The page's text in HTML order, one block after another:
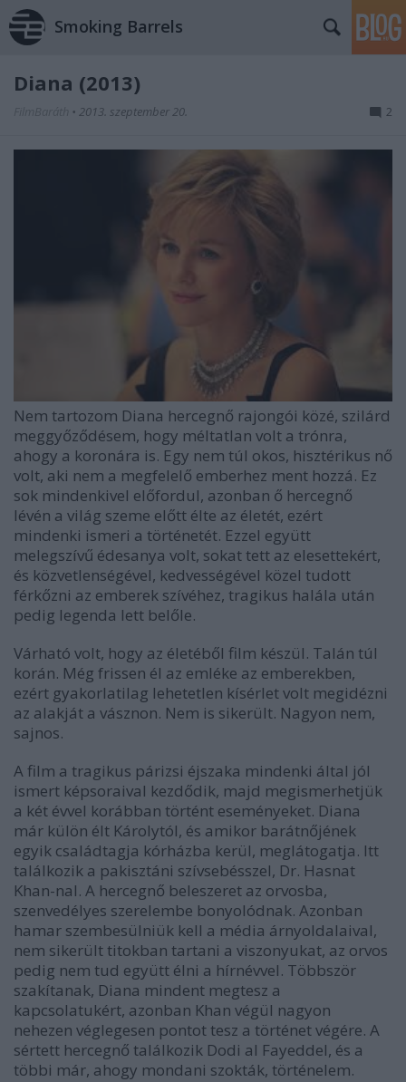
Smoking Barrels
Diana (2013)
• 2013. szeptember 20. 2
Nem tartozom Diana hercegnő rajongói közé, szilárd
meggyőződésem, hogy méltatlan volt a trónra,
ahogy a koronára is. Egy nem túl okos, hisztérikus nő
volt, aki nem a megfelelő emberhez ment hozzá. Ez
sok mindenkivel előfordul, azonban ő hercegnő
lévén a világ szeme előtt élte az életét, ezért
mindenki ismeri a történetét. Ezzel együtt
melegszívű édesanya volt, sokat tett az elesettekért,
és közvetlenségével, kedvességével közel tudott
férkőzni az emberek szívéhez, tragikus halála után
pedig legenda lett belőle.
Várható volt, hogy az életéből film készül. Talán túl
korán. Még frissen él az emléke az emberekben,
ezért gyakorlatilag lehetetlen kísérlet volt megidézni
az alakját a vásznon. Nem is sikerült. Nagyon nem,
sajnos.
A film a tragikus párizsi éjszaka mindenki által jól
ismert képsoraival kezdődik, majd megismerhetjük
a két évvel korábban történt eseményeket. Diana
már külön élt Károlytól, és amikor barátnőjének
egyik családtagja kórházba kerül, meglátogatja. Itt
találkozik a pakisztáni szívsebésszel, Dr. Hasnat
Khan-nal. A hercegnő beleszeret az orvosba,
szenvedélyes szerelembe bonyolódnak. Azonban
hamar szembesülniük kell a média árnyoldalaival,
nem sikerült titokban tartani a viszonyukat, az orvos
pedig nem tud együtt élni a hírnévvel. Többször
szakítanak, Diana mindent megtesz a
kapcsolatukért, azonban Khan végül nagyon
nehezen véglegesen pontot tesz a történet végére. A
sértett hercegnő találkozik Dodi al Fayeddel, és a
többi már, ahogy mondani szokták, történelem.